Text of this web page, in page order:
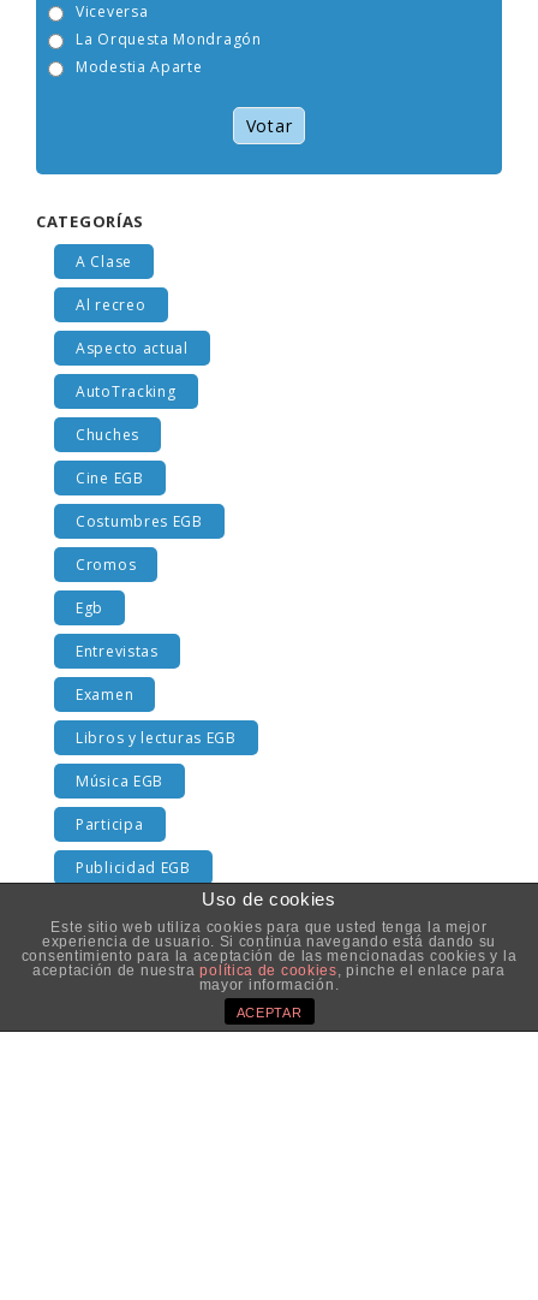
Viceversa
La Orquesta Mondragón
Modestia Aparte
Votar
CATEGORÍAS
A Clase
Al recreo
Aspecto actual
AutoTracking
Chuches
Cine EGB
Costumbres EGB
Cromos
Egb
Entrevistas
Examen
Libros y lecturas EGB
Música EGB
Participa
Publicidad EGB
Series
Uso de cookies
Este sitio web utiliza cookies para que usted tenga la mejor
experiencia de usuario. Si continúa navegando está dando su
consentimiento para la aceptación de las mencionadas cookies y la
aceptación de nuestrapolítica de cookies, pinche el enlace para
mayor información.
ACEPTAR